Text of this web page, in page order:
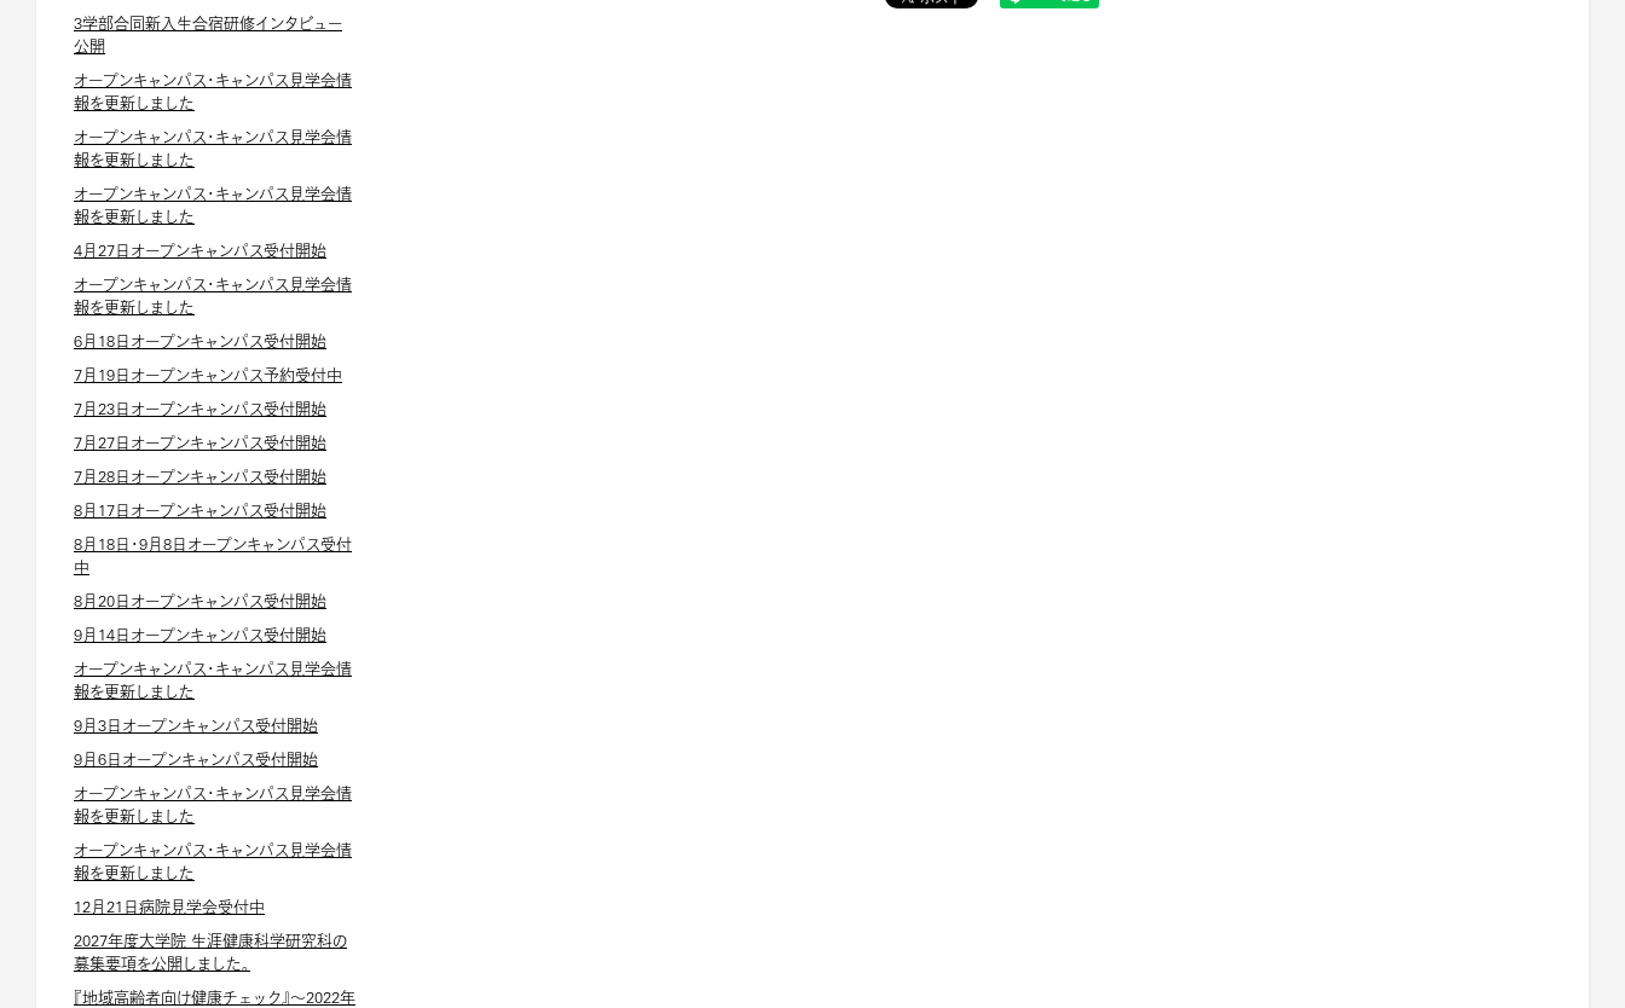
3学部合同新入生合宿研修インタビュー
公開
オープンキャンパス・キャンパス見学会情
報を更新しました
オープンキャンパス・キャンパス見学会情
報を更新しました
オープンキャンパス・キャンパス見学会情
報を更新しました
4月27日オープンキャンパス受付開始
オープンキャンパス・キャンパス見学会情
報を更新しました
6月18日オープンキャンパス受付開始
7月19日オープンキャンパス予約受付中
7月23日オープンキャンパス受付開始
7月27日オープンキャンパス受付開始
7月28日オープンキャンパス受付開始
8月17日オープンキャンパス受付開始
8月18日・9月8日オープンキャンパス受付
中
8月20日オープンキャンパス受付開始
9月14日オープンキャンパス受付開始
オープンキャンパス・キャンパス見学会情
報を更新しました
9月3日オープンキャンパス受付開始
9月6日オープンキャンパス受付開始
オープンキャンパス・キャンパス見学会情
報を更新しました
オープンキャンパス・キャンパス見学会情
報を更新しました
12月21日病院見学会受付中
2027年度大学院 生涯健康科学研究科の
募集要項を公開しました。
『地域高齢者向け健康チェック』～2022年